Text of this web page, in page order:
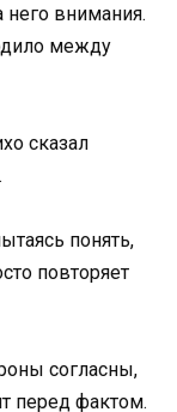
него внимания.
между
сказал
понять,
повторяет
согласны,
перед фактом.